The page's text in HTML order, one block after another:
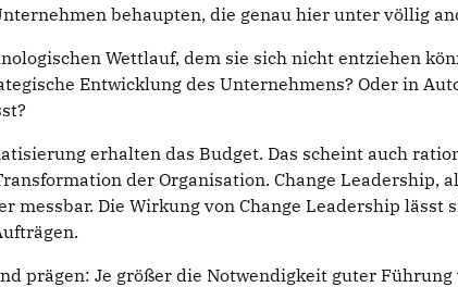
behaupten, die genau hier unter völlig
Wettlauf, dem sie sich nicht entziehen
Entwicklung des Unternehmens? Oder in
erhalten das Budget. Das scheint auch
der Organisation. Change Leadership,
messbar. Die Wirkung von Change Leadership
prägen: Je größer die Notwendigkeit guter